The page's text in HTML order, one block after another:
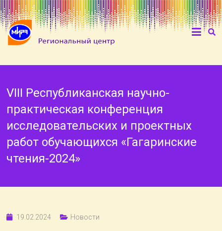
VIII Республиканская научно-
практическая конференция
исследовательских и проектных
работ обучающихся «Гагаринские
чтения-2024»
19.02.2024 Новости